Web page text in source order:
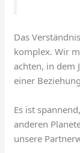
Das
komplex. Wir
achten, in dem
einer
Es ist
anderen
unsere